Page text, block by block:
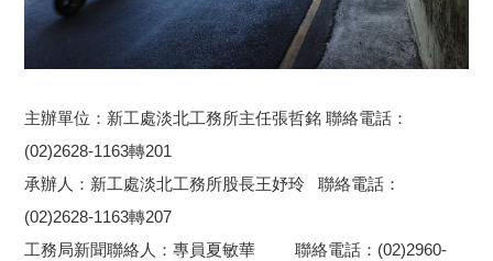
主辦單位：新工處淡北工務所主任張哲銘 聯絡電話：
(02)2628-1163轉201
承辦人：新工處淡北工務所股長王妤玲 聯絡電話：
(02)2628-1163轉207
工務局新聞聯絡人：專員夏敏華 聯絡電話：(02)2960-